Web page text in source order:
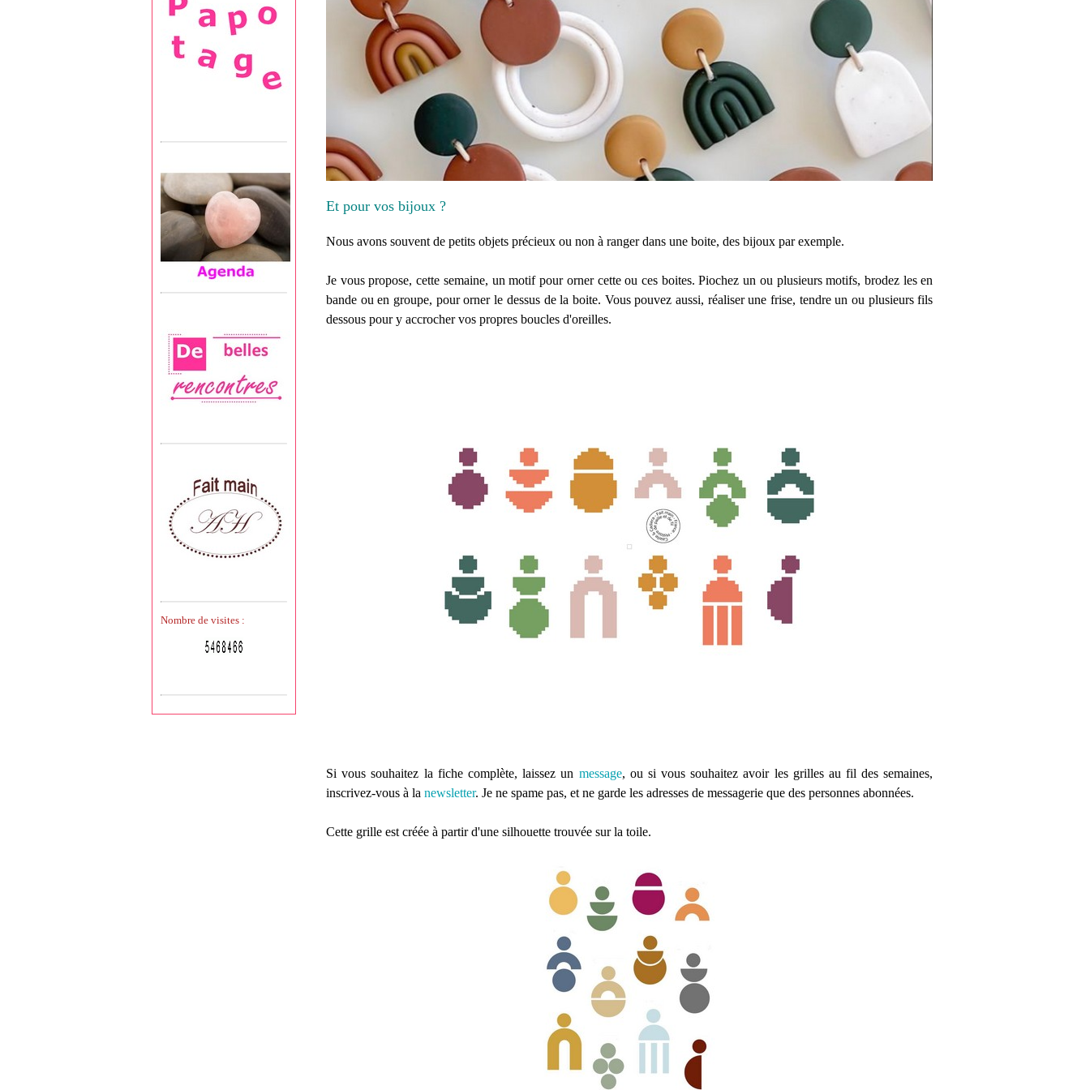
Nombre de visites :
Et pour vos bijoux ?
Nous avons souvent de petits objets précieux ou non à ranger dans une boite, des bijoux par exemple.
Je vous propose, cette semaine, un motif pour orner cette ou ces boites. Piochez un ou plusieurs motifs, brodez les en
bande ou en groupe, pour orner le dessus de la boite. Vous pouvez aussi, réaliser une frise, tendre un ou plusieurs fils
dessous pour y accrocher vos propres boucles d'oreilles.
Si vous souhaitez la fiche complète, laissez un message, ou si vous souhaitez avoir les grilles au fil des semaines,
inscrivez-vous à lanewsletter. Je ne spame pas, et ne garde les adresses de messagerie que des personnes abonnées.
Cette grille est créée à partir d'une silhouette trouvée sur la toile.